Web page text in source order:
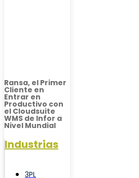
Ransa, el Primer
Cliente en
Entrar en
Productivo con
el Cloudsuite
WMS de Infor a
Nivel Mundial
Industrias
3PL